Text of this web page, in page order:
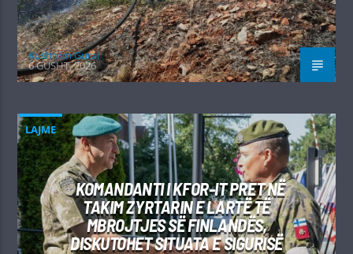
Kushtrim Guraj
6 GUSHT, 2026
LAJME
KOMANDANTI I KFOR-IT PRET NË
TAKIM ZYRTARIN E LARTË TË
MBROJTJES SË FINLANDËS,
DISKUTOHET SITUATA E SIGURISË